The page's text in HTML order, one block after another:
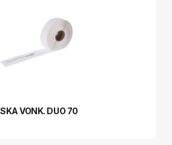
VONK. DUO 70